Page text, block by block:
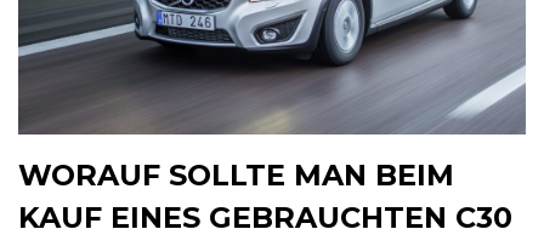
WORAUF SOLLTE MAN BEIM
KAUF EINES GEBRAUCHTEN C30